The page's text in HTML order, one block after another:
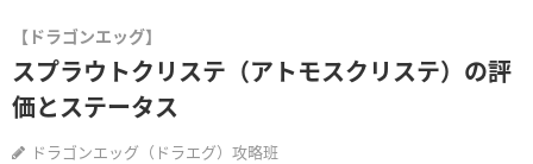
【ドラゴンエッグ】
スプラウトクリステ（アトモスクリステ）の評
価とステータス
ドラゴンエッグ（ドラエグ）攻略班